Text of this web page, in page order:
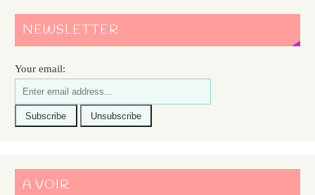
NEWSLETTER
Your email:
A VOIR